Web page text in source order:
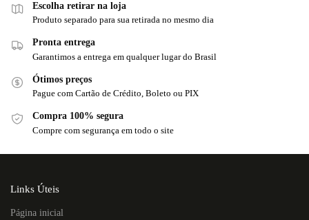
Escolha retirar na loja
Produto separado para sua retirada no mesmo dia
Pronta entrega
Garantimos a entrega em qualquer lugar do Brasil
Ótimos preços
Pague com Cartão de Crédito, Boleto ou PIX
Compra 100% segura
Compre com segurança em todo o site
Links Úteis
Página inicial